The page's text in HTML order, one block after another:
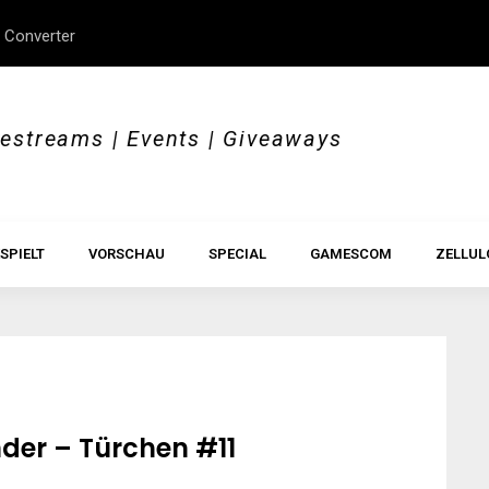
ConverterBeyond Borders
| Events | Giveaways
VORSCHAU SPECIAL GAMESCOM
– Türchen #11